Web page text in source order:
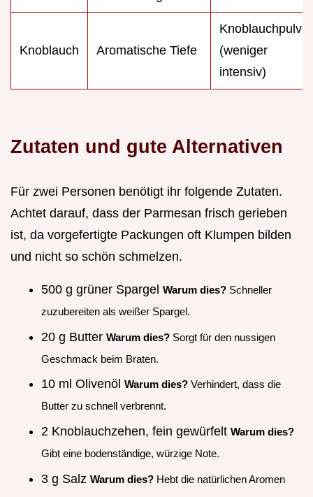
Knoblauch Aromatische Tiefe
Knoblauchpulver
(weniger
intensiv)
Zutaten und gute Alternativen
Für zwei Personen benötigt ihr folgende Zutaten.
Achtet darauf, dass der Parmesan frisch gerieben
ist, da vorgefertigte Packungen oft Klumpen bilden
und nicht so schön schmelzen.
500 g grüner Spargel Warum dies? Schneller
zuzubereiten als weißer Spargel.
20 g Butter Warum dies? Sorgt für den nussigen
Geschmack beim Braten.
10 ml Olivenöl Warum dies? Verhindert, dass die
Butter zu schnell verbrennt.
2 Knoblauchzehen, fein gewürfelt Warum dies?
Gibt eine bodenständige, würzige Note.
3 g Salz Warum dies? Hebt die natürlichen Aromen